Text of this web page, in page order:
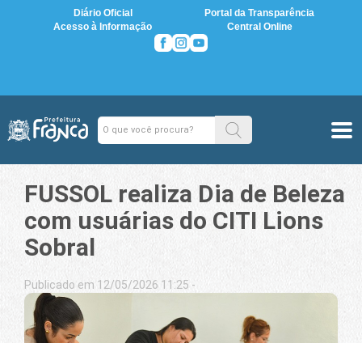
Diário Oficial
Portal da Transparência
Acesso à Informação
Central Online
FUSSOL realiza Dia de Beleza
com usuárias do CITI Lions
Sobral
Publicado em 12/05/2026 11:25 -